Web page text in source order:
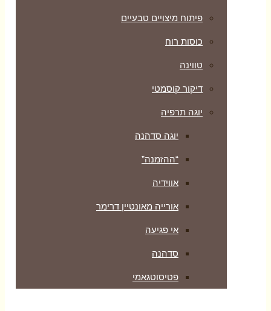
פיתוח מיצויים טבעיים
כוסות רוח
טווינה
דיקור קוסמטי
יוגה תרפיה
יוגה סדהנה
“ההזמנה”
אווידיה
אורייה מאונטיין דרימר
אי פגיעה
סדהנה
פטיסוטגאמי